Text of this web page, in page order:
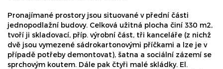
Pronajímané prostory jsou situované v přední části
jednopodlažní budovy. Celková užitná plocha činí 330 m2,
tvoří ji skladovací, příp. výrobní část, tři kanceláře (z nichž
dvě jsou vymezené sádrokartonovými příčkami a lze je v
případě potřeby demontovat), šatna a sociální zázemí se
sprchovým koutem. Dále pak čtyři malé skládky. El.